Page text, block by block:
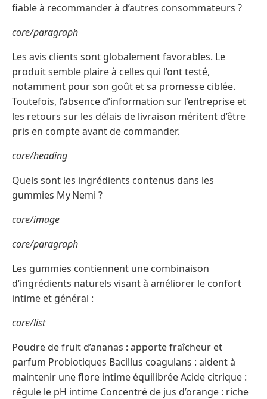
fiable à recommander à d’autres consommateurs ?
core/paragraph
Les avis clients sont globalement favorables. Le
produit semble plaire à celles qui l’ont testé,
notamment pour son goût et sa promesse ciblée.
Toutefois, l’absence d’information sur l’entreprise et
les retours sur les délais de livraison méritent d’être
pris en compte avant de commander.
core/heading
Quels sont les ingrédients contenus dans les
gummies My Nemi ?
core/image
core/paragraph
Les gummies contiennent une combinaison
d’ingrédients naturels visant à améliorer le confort
intime et général :
core/list
Poudre de fruit d’ananas : apporte fraîcheur et
parfum Probiotiques Bacillus coagulans : aident à
maintenir une flore intime équilibrée Acide citrique :
régule le pH intime Concentré de jus d’orange : riche